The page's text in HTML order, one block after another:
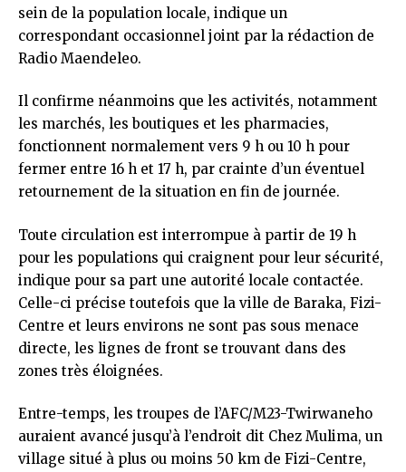
sein de la population locale, indique un
correspondant occasionnel joint par la rédaction de
Radio Maendeleo.
Il confirme néanmoins que les activités, notamment
les marchés, les boutiques et les pharmacies,
fonctionnent normalement vers 9 h ou 10 h pour
fermer entre 16 h et 17 h, par crainte d’un éventuel
retournement de la situation en fin de journée.
Toute circulation est interrompue à partir de 19 h
pour les populations qui craignent pour leur sécurité,
indique pour sa part une autorité locale contactée.
Celle-ci précise toutefois que la ville de Baraka, Fizi-
Centre et leurs environs ne sont pas sous menace
directe, les lignes de front se trouvant dans des
zones très éloignées.
Entre-temps, les troupes de l’AFC/M23-Twirwaneho
auraient avancé jusqu’à l’endroit dit Chez Mulima, un
village situé à plus ou moins 50 km de Fizi-Centre,